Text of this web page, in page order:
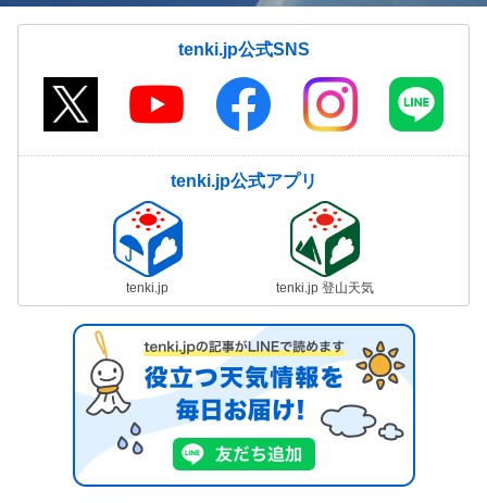
tenki.jp公式SNS
tenki.jp公式アプリ
tenki.jp tenki.jp 登山天気